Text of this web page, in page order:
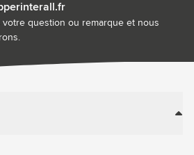
votre question ou remarque et nous